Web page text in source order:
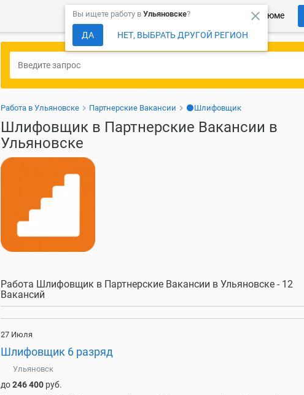
Более 150 000 компаний ждут Ваше резюме
close
Вы ищете работу в Ульяновске?
ДА НЕТ, ВЫБРАТЬ ДРУГОЙ РЕГИОН
Работа в Ульяновске Партнерские Вакансии ⚫Шлифовщик
Шлифовщик в Партнерские Вакансии в
Ульяновске
Работа Шлифовщик в Партнерские Вакансии в Ульяновске - 12
Вакансий
27 Июля
Шлифовщик 6 разряд
Ульяновск
до246 400 руб.